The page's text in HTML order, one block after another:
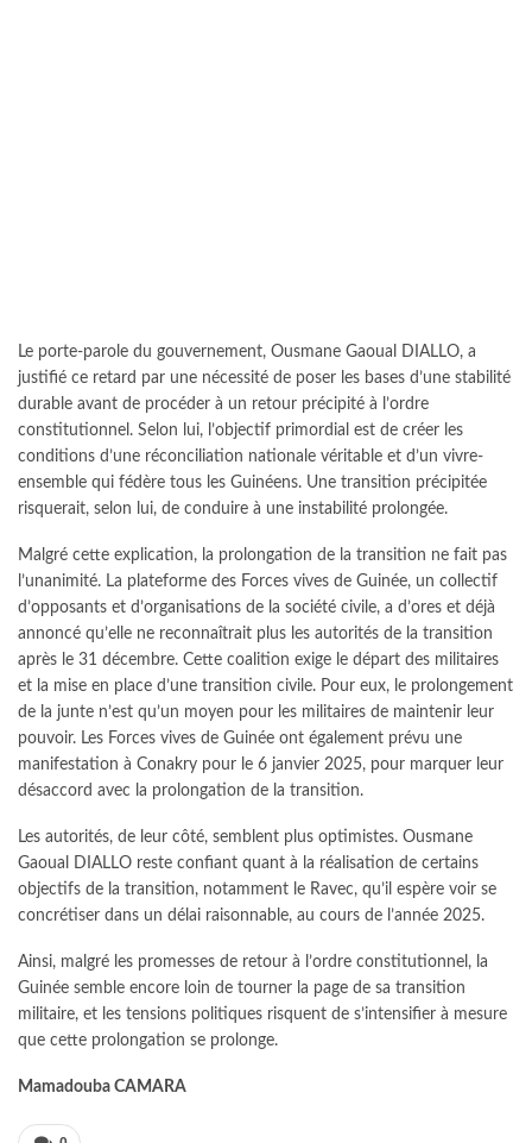
Le porte-parole du gouvernement, Ousmane Gaoual DIALLO, a
justifié ce retard par une nécessité de poser les bases d’une stabilité
durable avant de procéder à un retour précipité à l’ordre
constitutionnel. Selon lui, l’objectif primordial est de créer les
conditions d’une réconciliation nationale véritable et d’un vivre-
ensemble qui fédère tous les Guinéens. Une transition précipitée
risquerait, selon lui, de conduire à une instabilité prolongée.
Malgré cette explication, la prolongation de la transition ne fait pas
l’unanimité. La plateforme des Forces vives de Guinée, un collectif
d’opposants et d’organisations de la société civile, a d’ores et déjà
annoncé qu’elle ne reconnaîtrait plus les autorités de la transition
après le 31 décembre. Cette coalition exige le départ des militaires
et la mise en place d’une transition civile. Pour eux, le prolongement
de la junte n’est qu’un moyen pour les militaires de maintenir leur
pouvoir. Les Forces vives de Guinée ont également prévu une
manifestation à Conakry pour le 6 janvier 2025, pour marquer leur
désaccord avec la prolongation de la transition.
Les autorités, de leur côté, semblent plus optimistes. Ousmane
Gaoual DIALLO reste confiant quant à la réalisation de certains
objectifs de la transition, notamment le Ravec, qu’il espère voir se
concrétiser dans un délai raisonnable, au cours de l’année 2025.
Ainsi, malgré les promesses de retour à l’ordre constitutionnel, la
Guinée semble encore loin de tourner la page de sa transition
militaire, et les tensions politiques risquent de s’intensifier à mesure
que cette prolongation se prolonge.
Mamadouba CAMARA